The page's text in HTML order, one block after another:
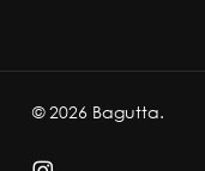
© 2026 Bagutta.